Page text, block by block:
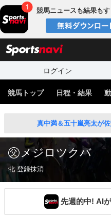
競馬ニュースも結果も
ログイン
競馬トップ 日程・結果
真中満＆五十嵐亮太が
メジロツクバ
牝 登録抹消
先週的中! AI